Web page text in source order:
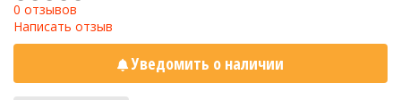
0 отзывов
Написать отзыв
Уведомить о наличии